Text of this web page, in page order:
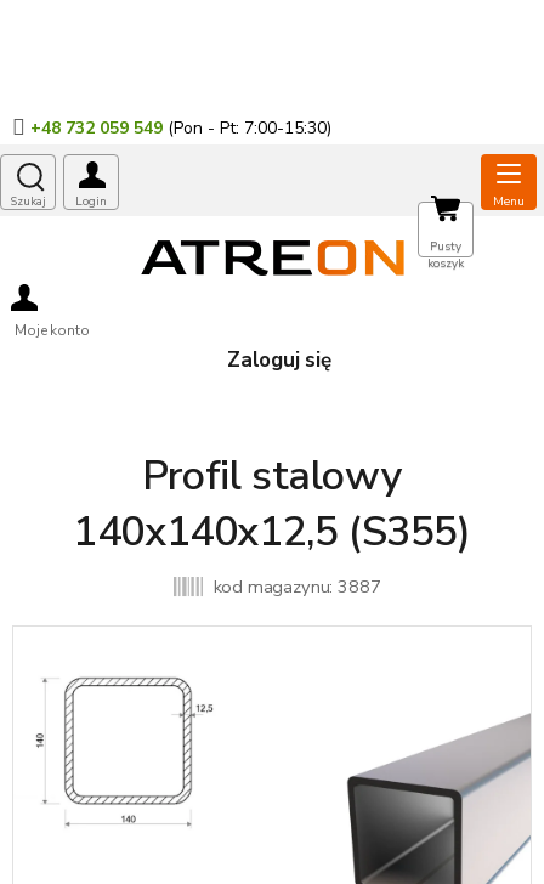
+48 732 059 549
Moje konto
Zaloguj się
KOSZYK
Pusty
koszyk
Profil stalowy
140x140x12,5 (S355)
kod magazynu: 3887